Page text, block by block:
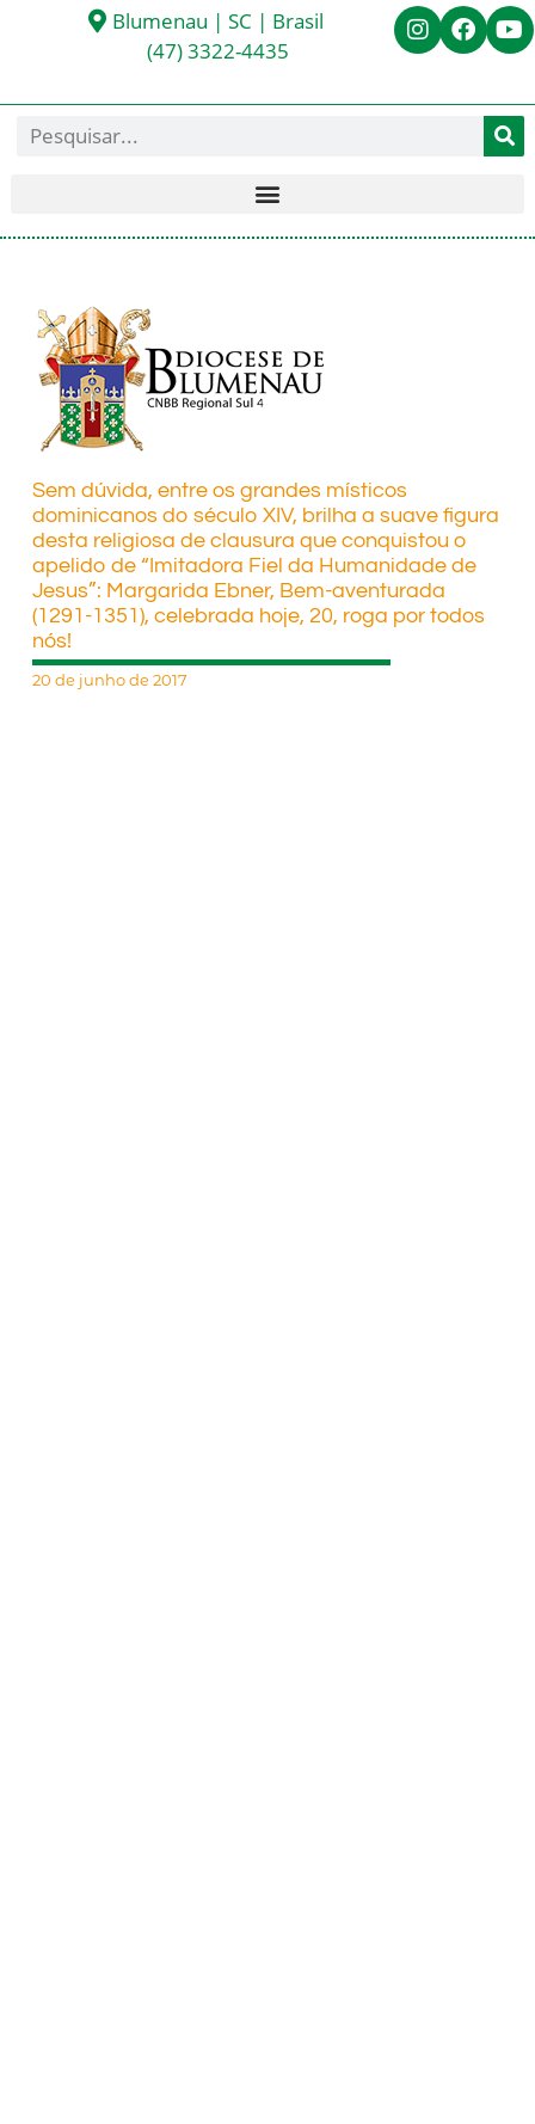
Blumenau | SC | Brasil
(47) 3322-4435
Sem dúvida, entre os grandes místicos
dominicanos do século XIV, brilha a suave figura
desta religiosa de clausura que conquistou o
apelido de “Imitadora Fiel da Humanidade de
Jesus”: Margarida Ebner, Bem-aventurada
(1291-1351), celebrada hoje, 20, roga por todos
nós!
20 de junho de 2017